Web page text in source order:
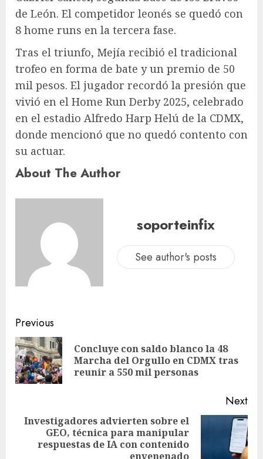
de León. El competidor leonés se quedó con
8 home runs en la tercera fase.
Tras el triunfo, Mejía recibió el tradicional
trofeo en forma de bate y un premio de 50
mil pesos. El jugador recordó la presión que
vivió en el Home Run Derby 2025, celebrado
en el estadio Alfredo Harp Helú de la CDMX,
donde mencionó que no quedó contento con
su actuar.
About The Author
soporteinfix
See author's posts
Previous
Concluye con saldo blanco la 48
Marcha del Orgullo en CDMX tras
reunir a 550 mil personas
Next
Investigadores advierten sobre el
GEO, técnica para manipular
respuestas de IA con contenido
envenenado